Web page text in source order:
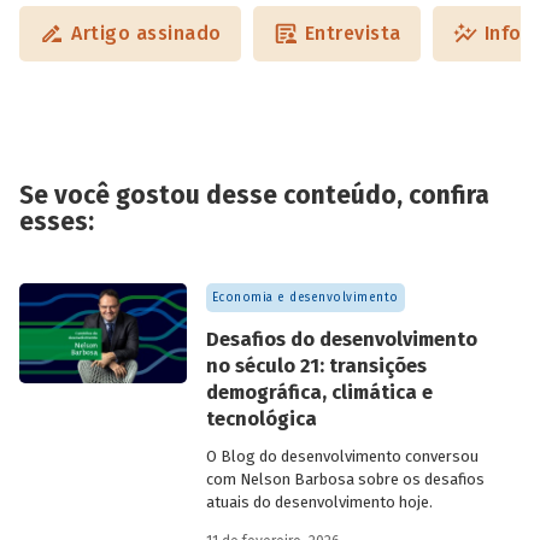
Artigo assinado Entrevista
Se você gostou desse conteúdo, confira
esses:
Economia e desenvolvimento
Desafios do desenvolvimento
no século 21: transições
demográfica, climática e
tecnológica
O Blog do desenvolvimento conversou
com Nelson Barbosa sobre os desafios
atuais do desenvolvimento hoje.